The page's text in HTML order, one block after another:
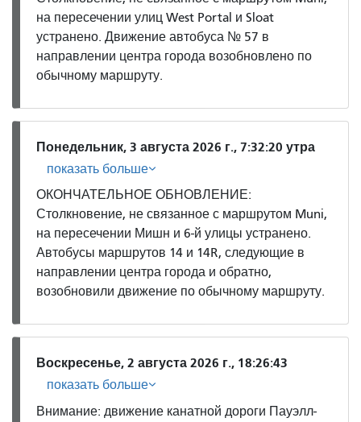
на пересечении улиц West Portal и Sloat
устранено. Движение автобуса № 57 в
направлении центра города возобновлено по
обычному маршруту.
Понедельник, 3 августа 2026 г., 7:32:20 утра
показать больше
ОКОНЧАТЕЛЬНОЕ ОБНОВЛЕНИЕ:
Столкновение, не связанное с маршрутом Muni,
на пересечении Мишн и 6-й улицы устранено.
Автобусы маршрутов 14 и 14R, следующие в
направлении центра города и обратно,
возобновили движение по обычному маршруту.
Воскресенье, 2 августа 2026 г., 18:26:43
показать больше
Внимание: движение канатной дороги Пауэлл-